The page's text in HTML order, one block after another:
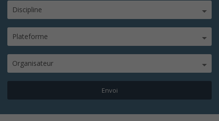
Discipline
Plateforme
Organisateur